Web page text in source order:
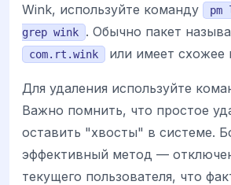
Wink, используйте команду
grep wink
. Обычно пакет
com.rt.wink или имеет схожее
Для удаления используйте
Важно помнить, что простое
оставить "хвосты" в системе.
эффективный метод —
текущего пользователя, что